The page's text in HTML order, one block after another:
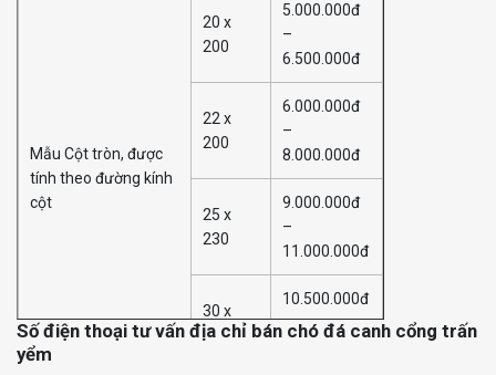
Mẫu Cột tròn, được
tính theo đường kính
cột
20 x
200
5.000.000đ
–
6.500.000đ
22 x
200
6.000.000đ
–
8.000.000đ
25 x
230
9.000.000đ
–
11.000.000đ
30 x
255
10.500.000đ
–
Số điện thoại tư vấn địa chỉ bán chó đá canh cổng trấn
yểm